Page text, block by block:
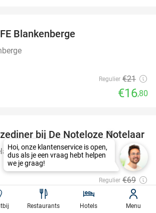
Blankenberge
Regulier €21
€16,80
58%
bij De Noteloze Notelaar
9.0star
Regulier €69
€28
favorite_border
Restaurants Hotels Menu